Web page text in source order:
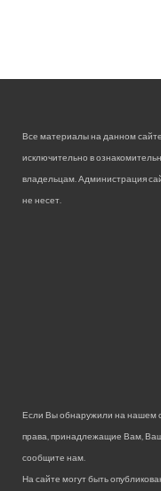
Все материалы на данном
исключительно в
владельцам. Администрация
не несет.
Если Вы обнаружили на нашем
права, принадлежащие Вам,
сообщите нам.
На сайте могут быть